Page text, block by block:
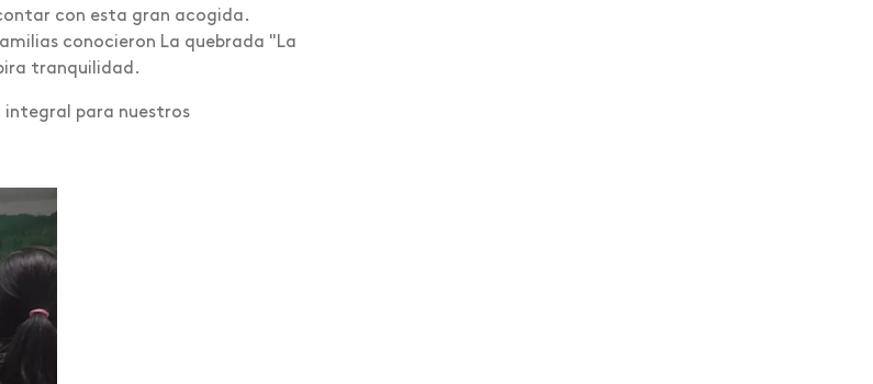
con esta gran acogida.
conocieron La quebrada "La
tranquilidad.
integral para nuestros